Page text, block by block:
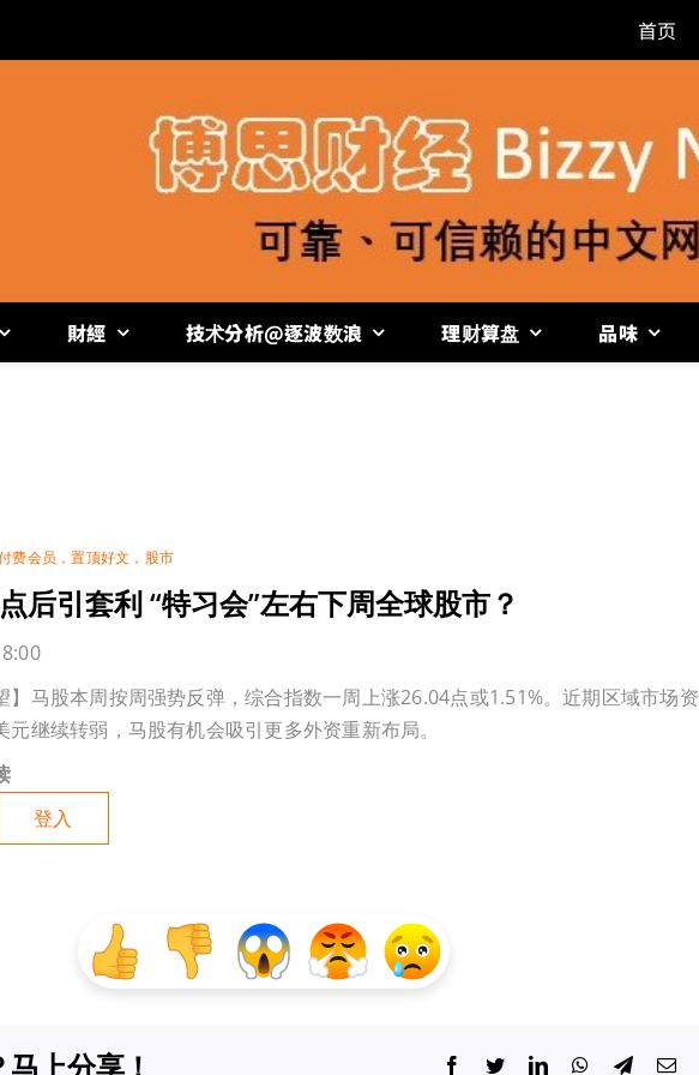
首页
財經 技术分析@逐波数浪 理财算盘 品味
费会员 ，置顶好文 ， 股市
后引套利 “特习会”左右下周全球股市？
】马股本周按周强势反弹，综合指数一周上涨26.04点或1.51%。近期区域市场资
继续转弱，马股有机会吸引更多外资重新布局。
登入
上分享！